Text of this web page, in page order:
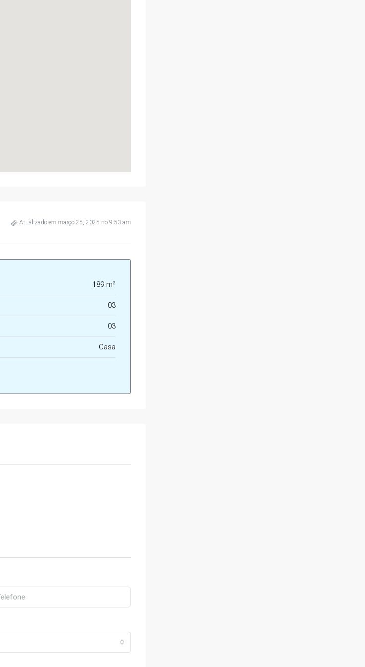
Atualizado em março 25, 2025 no 9:53 am
189 m²
03
03
Casa